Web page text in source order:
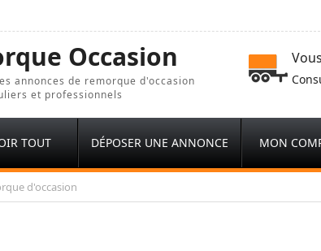
Occasion
annonces de remorque d'occasion
et professionnels
TOUT DÉPOSER UNE ANNONCE MON
d'occasion